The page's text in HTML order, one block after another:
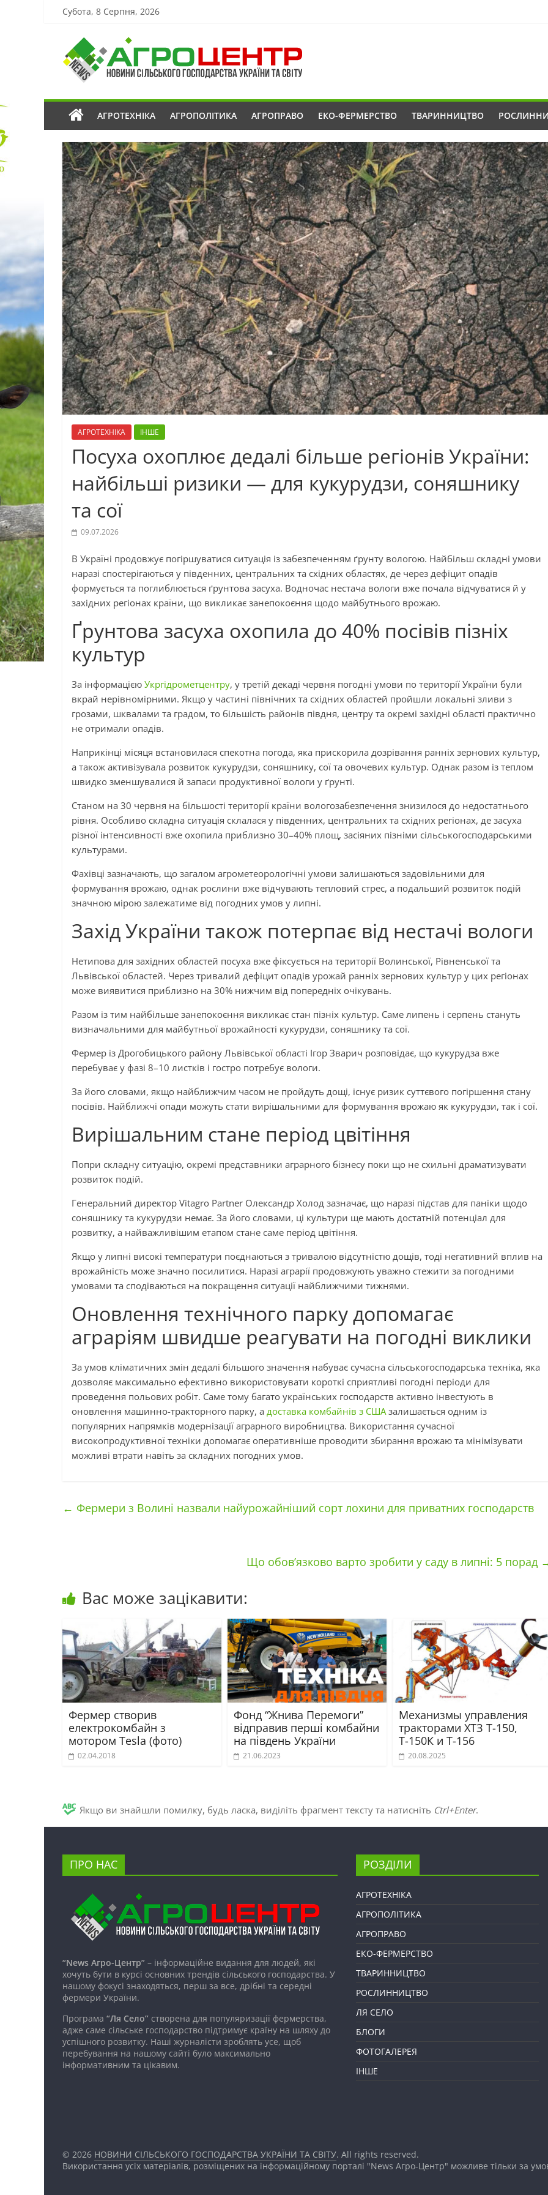
Субота, 8 Серпня, 2026
АГРОТЕХНІКА АГРОПОЛІТИКА АГРОПРАВО ЕКО-ФЕРМЕРСТВО ТВАРИННИЦТВО
АГРОТЕХНІКА ІНШЕ
Посуха охоплює дедалі більше регіонів України:
найбільші ризики — для кукурудзи, соняшнику
та сої
09.07.2026
В Україні продовжує погіршуватися ситуація із забезпеченням ґрунту вологою. Найбільш складні умови
наразі спостерігаються у південних, центральних та східних областях, де через дефіцит опадів
формується та поглиблюється ґрунтова засуха. Водночас нестача вологи вже почала відчуватися й у
західних регіонах країни, що викликає занепокоєння щодо майбутнього врожаю.
Ґрунтова засуха охопила до 40% посівів пізніх
культур
За інформацією Укргідрометцентру, у третій декаді червня погодні умови по території України були
вкрай нерівномірними. Якщо у частині північних та східних областей пройшли локальні зливи з
грозами, шквалами та градом, то більшість районів півдня, центру та окремі західні області практично
не отримали опадів.
Наприкінці місяця встановилася спекотна погода, яка прискорила дозрівання ранніх зернових культур,
а також активізувала розвиток кукурудзи, соняшнику, сої та овочевих культур. Однак разом із теплом
швидко зменшувалися й запаси продуктивної вологи у ґрунті.
Станом на 30 червня на більшості території країни вологозабезпечення знизилося до недостатнього
рівня. Особливо складна ситуація склалася у південних, центральних та східних регіонах, де засуха
різної інтенсивності вже охопила приблизно 30–40% площ, засіяних пізніми сільськогосподарськими
культурами.
Фахівці зазначають, що загалом агрометеорологічні умови залишаються задовільними для
формування врожаю, однак рослини вже відчувають тепловий стрес, а подальший розвиток подій
значною мірою залежатиме від погодних умов у липні.
Захід України також потерпає від нестачі вологи
Нетипова для західних областей посуха вже фіксується на території Волинської, Рівненської та
Львівської областей. Через тривалий дефіцит опадів урожай ранніх зернових культур у цих регіонах
може виявитися приблизно на 30% нижчим від попередніх очікувань.
Разом із тим найбільше занепокоєння викликає стан пізніх культур. Саме липень і серпень стануть
визначальними для майбутньої врожайності кукурудзи, соняшнику та сої.
Фермер із Дрогобицького району Львівської області Ігор Зварич розповідає, що кукурудза вже
перебуває у фазі 8–10 листків і гостро потребує вологи.
За його словами, якщо найближчим часом не пройдуть дощі, існує ризик суттєвого погіршення стану
посівів. Найближчі опади можуть стати вирішальними для формування врожаю як кукурудзи, так і сої.
Вирішальним стане період цвітіння
Попри складну ситуацію, окремі представники аграрного бізнесу поки що не схильні драматизувати
розвиток подій.
Генеральний директор Vitagro Partner Олександр Холод зазначає, що наразі підстав для паніки щодо
соняшнику та кукурудзи немає. За його словами, ці культури ще мають достатній потенціал для
розвитку, а найважливішим етапом стане саме період цвітіння.
Якщо у липні високі температури поєднаються з тривалою відсутністю дощів, тоді негативний вплив на
врожайність може значно посилитися. Наразі аграрії продовжують уважно стежити за погодними
умовами та сподіваються на покращення ситуації найближчими тижнями.
Оновлення технічного парку допомагає
аграріям швидше реагувати на погодні виклики
За умов кліматичних змін дедалі більшого значення набуває сучасна сільськогосподарська техніка, яка
дозволяє максимально ефективно використовувати короткі сприятливі погодні періоди для
проведення польових робіт. Саме тому багато українських господарств активно інвестують в
оновлення машинно-тракторного парку, а доставка комбайнів з СШАзалишається одним із
популярних напрямків модернізації аграрного виробництва. Використання сучасної
високопродуктивної техніки допомагає оперативніше проводити збирання врожаю та мінімізувати
можливі втрати навіть за складних погодних умов.
← Фермери з Волині назвали найурожайніший сорт лохини для приватних господарств
Що обовʼязково варто зробити у саду в липні: 5 порад
Вас може зацікавити:
Фермер створив
електрокомбайн з
мотором Tesla (фото)
02.04.2018
Фонд “Жнива Перемоги”
відправив перші комбайни
на південь України
21.06.2023
Механизмы управления
тракторами ХТЗ Т-150,
Т-150К и Т-156
20.08.2025
Якщо ви знайшли помилку, будь ласка, виділіть фрагмент тексту та натисніть Ctrl+Enter.
ПРО НАС
“News Агро-Центр” – інформаційне видання для людей, які
хочуть бути в курсі основних трендів сільського господарства. У
нашому фокусі знаходяться, перш за все, дрібні та середні
фермери України.
Програма “Ля Село” створена для популяризації фермерства,
адже саме сільське господарство підтримує країну на шляху до
успішного розвитку. Наші журналісти зроблять усе, щоб
перебування на нашому сайті було максимально
інформативним та цікавим.
РОЗДІЛИ
АГРОТЕХНІКА
АГРОПОЛІТИКА
АГРОПРАВО
ЕКО-ФЕРМЕРСТВО
ТВАРИННИЦТВО
РОСЛИННИЦТВО
ЛЯ СЕЛО
БЛОГИ
ФОТОГАЛЕРЕЯ
ІНШЕ
© 2026 НОВИНИ СІЛЬСЬКОГО ГОСПОДАРСТВА УКРАЇНИ ТА СВІТУ. All rights reserved.
Використання усіх матеріалів, розміщених на інформаційному порталі "News Агро-Центр" можливе тільки за